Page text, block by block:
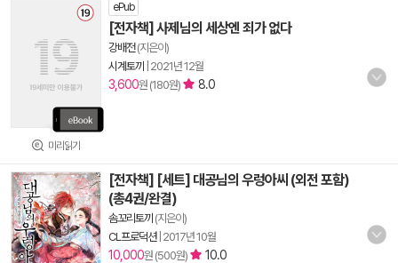
미리읽기
ePub
[전자책] 사제님의 세상엔 죄가 없다
강배전(지은이)
시계토끼
2021년 12월
3,600원 (180원) 8.0
[전자책] [세트] 대공님의 우렁아씨 (외전 포함)
(총4권/완결)
솜꼬리토끼 (지은이)
CL프로덕션| 2017년 10월
10,000원 (500원) 10.0